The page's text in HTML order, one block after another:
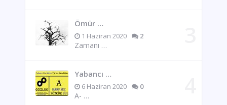
Ömür …
1 Haziran 2020 2
Zamanı …
Yabancı …
6 Haziran 2020 0
A- …